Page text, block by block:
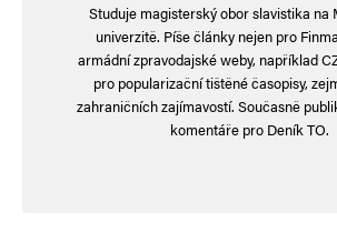
jaderný blok Temelína.
záporných cen elektřiny na trhu.
Za poslední rok v Česku výrazně
žádostí o připojení takzvaných
Studuje magisterský obor slavistika na
univerzitě. Píše články nejen pro
armádní zpravodajské weby, například
pro popularizační tištěné časopisy,
zahraničních zajímavostí. Současně
komentáře pro Deník TO.